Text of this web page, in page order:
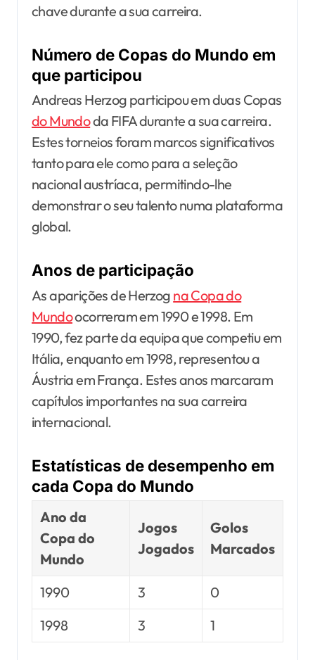
chave durante a sua carreira.
Número de Copas do Mundo em
que participou
Andreas Herzog participou em duas Copas
do Mundoda FIFA durante a sua carreira.
Estes torneios foram marcos significativos
tanto para ele como para a seleção
nacional austríaca, permitindo-lhe
demonstrar o seu talento numa plataforma
global.
Anos de participação
As aparições de Herzog na Copa do
Mundoocorreram em 1990 e 1998. Em
1990, fez parte da equipa que competiu em
Itália, enquanto em 1998, representou a
Áustria em França. Estes anos marcaram
capítulos importantes na sua carreira
internacional.
Estatísticas de desempenho em
cada Copa do Mundo
Ano da
Copa do
Mundo
Jogos
Jogados
Golos
Marcados
1990 3
0
1998
3 1